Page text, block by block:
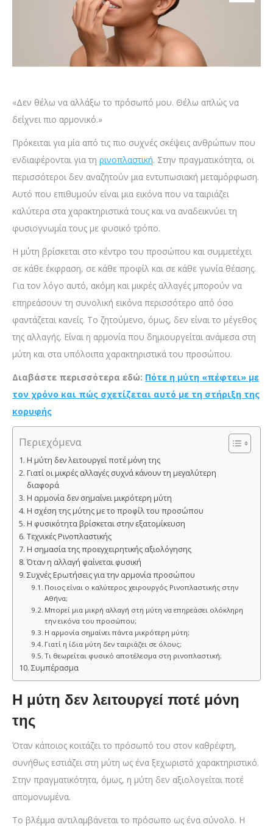
«Δεν θέλω να αλλάξω το πρόσωπό μου. Θέλω απλώς να
δείχνει πιο αρμονικό.»
Πρόκειται για μία από τις πιο συχνές σκέψεις ανθρώπων που
ενδιαφέρονται για τη ρινοπλαστική. Στην πραγματικότητα, οι
περισσότεροι δεν αναζητούν μια εντυπωσιακή μεταμόρφωση.
Αυτό που επιθυμούν είναι μια εικόνα που να ταιριάζει
καλύτερα στα χαρακτηριστικά τους και να αναδεικνύει τη
φυσιογνωμία τους με φυσικό τρόπο.
Η μύτη βρίσκεται στο κέντρο του προσώπου και συμμετέχει
σε κάθε έκφραση, σε κάθε προφίλ και σε κάθε γωνία θέασης.
Για τον λόγο αυτό, ακόμη και μικρές αλλαγές μπορούν να
επηρεάσουν τη συνολική εικόνα περισσότερο από όσο
φαντάζεται κανείς. Το ζητούμενο, όμως, δεν είναι το μέγεθος
της αλλαγής. Είναι η αρμονία που δημιουργείται ανάμεσα στη
μύτη και στα υπόλοιπα χαρακτηριστικά του προσώπου.
Διαβάστε περισσότερα εδώ: Πότε η μύτη «πέφτει» με
τον χρόνο και πώς σχετίζεται αυτό με τη στήριξη της
κορυφής
Περιεχόμενα
Η μύτη δεν λειτουργεί ποτέ μόνη της
Γιατί οι μικρές αλλαγές συχνά κάνουν τη μεγαλύτερη
διαφορά
Η αρμονία δεν σημαίνει μικρότερη μύτη
Η σχέση της μύτης με το προφίλ του προσώπου
Η φυσικότητα βρίσκεται στην εξατομίκευση
Τεχνικές Ρινοπλαστικής
Η σημασία της προεγχειρητικής αξιολόγησης
Όταν η αλλαγή φαίνεται φυσική
Συχνές Ερωτήσεις για την αρμονία προσώπου
Ποιος είναι ο καλύτερος χειρουργός Ρινοπλαστικής στην
Αθήνα;
Μπορεί μια μικρή αλλαγή στη μύτη να επηρεάσει ολόκληρη
την εικόνα του προσώπου;
Η αρμονία σημαίνει πάντα μικρότερη μύτη;
Γιατί η ίδια μύτη δεν ταιριάζει σε όλους;
Τι θεωρείται φυσικό αποτέλεσμα στη ρινοπλαστική;
Συμπέρασμα
Η μύτη δεν λειτουργεί ποτέ μόνη
της
Όταν κάποιος κοιτάζει το πρόσωπό του στον καθρέφτη,
συνήθως εστιάζει στη μύτη ως ένα ξεχωριστό χαρακτηριστικό.
Στην πραγματικότητα, όμως, η μύτη δεν αξιολογείται ποτέ
απομονωμένα.
Το βλέμμα αντιλαμβάνεται το πρόσωπο ως ένα σύνολο. Η